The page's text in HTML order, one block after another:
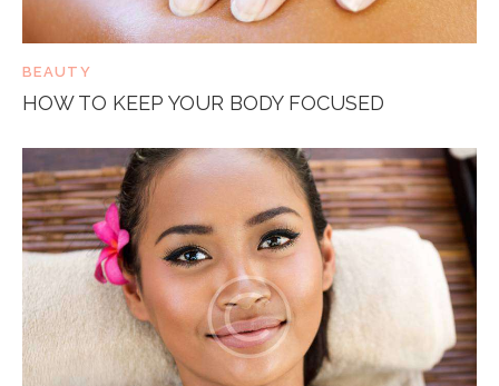
BEAUTY
HOW TO KEEP YOUR BODY FOCUSED